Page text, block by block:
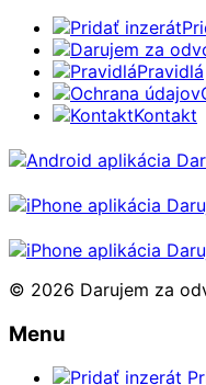
Pravidlá
Kontakt
© 2026 Darujem za
Menu